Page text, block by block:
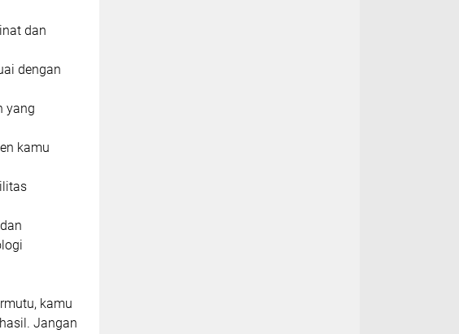
dan
dengan
yang
kamu
kamu
Jangan